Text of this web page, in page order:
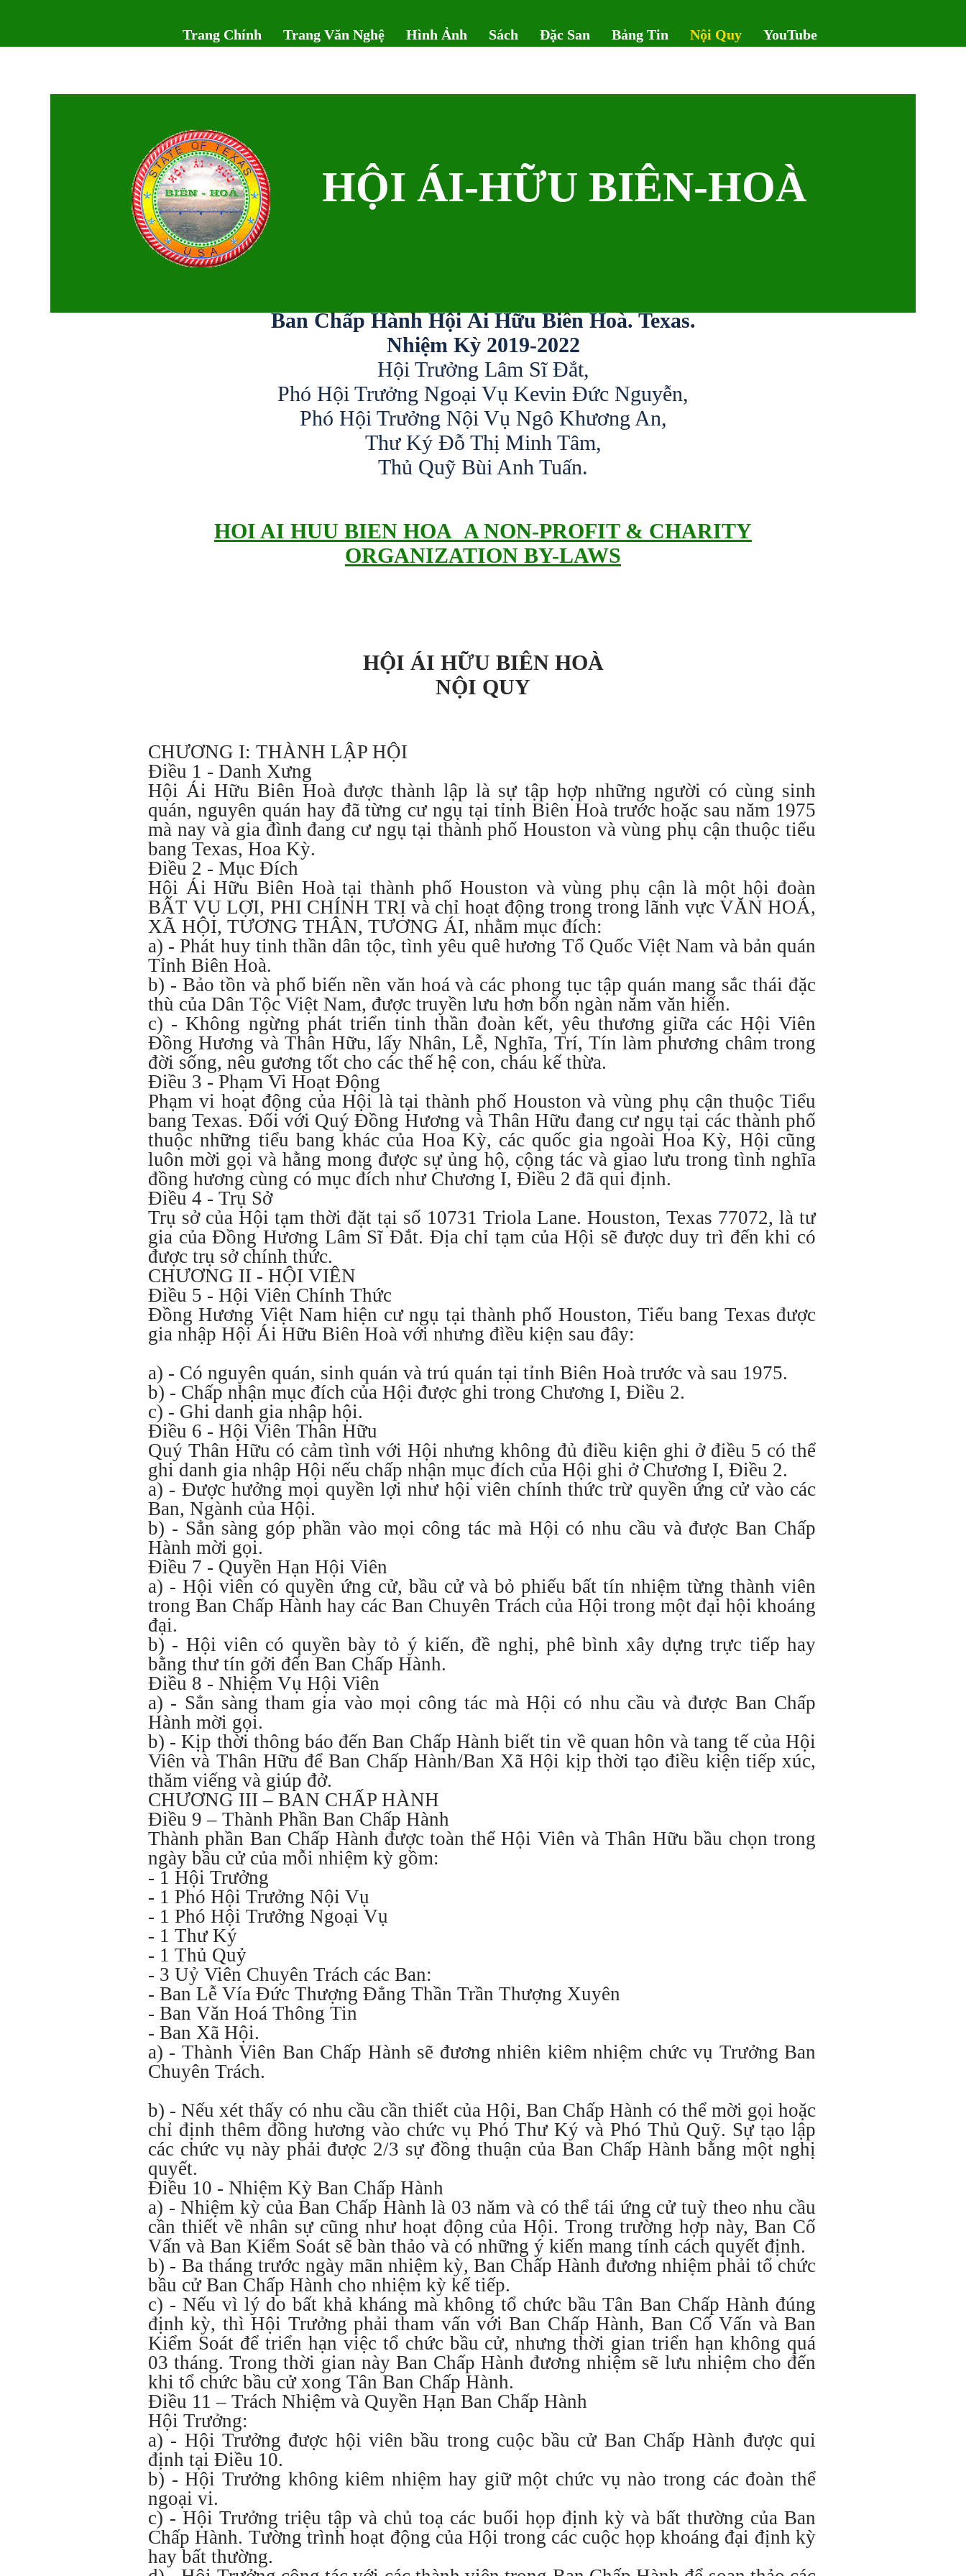
Trang Chính Trang Văn Nghệ Hình Ảnh Sách Đặc San Bảng Tin Nội Quy YouTube
Ban Chấp Hành Hội Ái Hữu Biên Hoà. Texas.
Nhiệm Kỳ 2019-2022
Hội Trưởng Lâm Sĩ Đắt,
Phó Hội Trưởng Ngoại Vụ Kevin Đức Nguyễn,
Phó Hội Trưởng Nội Vụ Ngô Khương An,
Thư Ký Đỗ Thị Minh Tâm,
Thủ Quỹ Bùi Anh Tuấn.
HOI AI HUU BIEN HOA A NON-PROFIT & CHARITY
ORGANIZATION BY-LAWS
HỘI ÁI HỮU BIÊN HOÀ
NỘI QUY
CHƯƠNG I: THÀNH LẬP HỘI
Điều 1 - Danh Xưng
Hội Ái Hữu Biên Hoà được thành lập là sự tập hợp những người có cùng sinh
quán, nguyên quán hay đã từng cư ngụ tại tỉnh Biên Hoà trước hoặc sau năm 1975
mà nay và gia đình đang cư ngụ tại thành phố Houston và vùng phụ cận thuộc tiểu
bang Texas, Hoa Kỳ.
Điều 2 - Mục Đích
Hội Ái Hữu Biên Hoà tại thành phố Houston và vùng phụ cận là một hội đoàn
BẤT VỤ LỢI, PHI CHÍNH TRỊ và chỉ hoạt động trong trong lãnh vực VĂN HOÁ,
XÃ HỘI, TƯƠNG THÂN, TƯƠNG ÁI, nhằm mục đích:
a) - Phát huy tinh thần dân tộc, tình yêu quê hương Tổ Quốc Việt Nam và bản quán
Tỉnh Biên Hoà.
b) - Bảo tồn và phổ biến nền văn hoá và các phong tục tập quán mang sắc thái đặc
thù của Dân Tộc Việt Nam, được truyền lưu hơn bốn ngàn năm văn hiến.
c) - Không ngừng phát triển tinh thần đoàn kết, yêu thương giữa các Hội Viên
Đồng Hương và Thân Hữu, lấy Nhân, Lễ, Nghĩa, Trí, Tín làm phương châm trong
đời sống, nêu gương tốt cho các thế hệ con, cháu kế thừa.
Điều 3 - Phạm Vi Hoạt Động
Phạm vi hoạt động của Hội là tại thành phố Houston và vùng phụ cận thuộc Tiểu
bang Texas. Đối với Quý Đồng Hương và Thân Hữu đang cư ngụ tại các thành phố
thuộc những tiểu bang khác của Hoa Kỳ, các quốc gia ngoài Hoa Kỳ, Hội cũng
luôn mời gọi và hằng mong được sự ủng hộ, cộng tác và giao lưu trong tình nghĩa
đồng hương cùng có mục đích như Chương I, Điều 2 đã qui định.
Điều 4 - Trụ Sở
Trụ sở của Hội tạm thời đặt tại số 10731 Triola Lane. Houston, Texas 77072, là tư
gia của Đồng Hương Lâm Sĩ Đắt. Địa chỉ tạm của Hội sẽ được duy trì đến khi có
được trụ sở chính thức.
CHƯƠNG II - HỘI VIÊN
Điều 5 - Hội Viên Chính Thức
Đồng Hương Việt Nam hiện cư ngụ tại thành phố Houston, Tiểu bang Texas được
gia nhập Hội Ái Hữu Biên Hoà với nhưng đìều kiện sau đây:
a) - Có nguyên quán, sinh quán và trú quán tại tỉnh Biên Hoà trước và sau 1975.
b) - Chấp nhận mục đích của Hội được ghi trong Chương I, Điều 2.
c) - Ghi danh gia nhập hội.
Điều 6 - Hội Viên Thân Hữu
Quý Thân Hữu có cảm tình với Hội nhưng không đủ điều kiện ghi ở điều 5 có thể
ghi danh gia nhập Hội nếu chấp nhận mục đích của Hội ghi ở Chương I, Điều 2.
a) - Được hưởng mọi quyền lợi như hội viên chính thức trừ quyền ứng cử vào các
Ban, Ngành của Hội.
b) - Sẳn sàng góp phần vào mọi công tác mà Hội có nhu cầu và được Ban Chấp
Hành mời gọi.
Điều 7 - Quyền Hạn Hội Viên
a) - Hội viên có quyền ứng cử, bầu cử và bỏ phiếu bất tín nhiệm từng thành viên
trong Ban Chấp Hành hay các Ban Chuyên Trách của Hội trong một đại hội khoáng
đại.
b) - Hội viên có quyền bày tỏ ý kiến, đề nghị, phê bình xây dựng trực tiếp hay
bằng thư tín gởi đến Ban Chấp Hành.
Điều 8 - Nhiệm Vụ Hội Viên
a) - Sẳn sàng tham gia vào mọi công tác mà Hội có nhu cầu và được Ban Chấp
Hành mời gọi.
b) - Kịp thời thông báo đến Ban Chấp Hành biết tin về quan hôn và tang tế của Hội
Viên và Thân Hữu để Ban Chấp Hành/Ban Xã Hội kịp thời tạo điều kiện tiếp xúc,
thăm viếng và giúp đở.
CHƯƠNG III – BAN CHẤP HÀNH
Điều 9 – Thành Phần Ban Chấp Hành
Thành phần Ban Chấp Hành được toàn thể Hội Viên và Thân Hữu bầu chọn trong
ngày bầu cử của mỗi nhiệm kỳ gồm:
- 1 Hội Trưởng
- 1 Phó Hội Trưởng Nội Vụ
- 1 Phó Hội Trưởng Ngoại Vụ
- 1 Thư Ký
- 1 Thủ Quỷ
- 3 Uỷ Viên Chuyên Trách các Ban:
- Ban Lễ Vía Đức Thượng Đẳng Thần Trần Thượng Xuyên
- Ban Văn Hoá Thông Tin
- Ban Xã Hội.
a) - Thành Viên Ban Chấp Hành sẽ đương nhiên kiêm nhiệm chức vụ Trưởng Ban
Chuyên Trách.
b) - Nếu xét thấy có nhu cầu cần thiết của Hội, Ban Chấp Hành có thể mời gọi hoặc
chỉ định thêm đồng hương vào chức vụ Phó Thư Ký và Phó Thủ Quỹ. Sự tạo lập
các chức vụ này phải được 2/3 sự đồng thuận của Ban Chấp Hành bằng một nghị
quyết.
Điều 10 - Nhiệm Kỳ Ban Chấp Hành
a) - Nhiệm kỳ của Ban Chấp Hành là 03 năm và có thể tái ứng cử tuỳ theo nhu cầu
cần thiết về nhân sự cũng như hoạt động của Hội. Trong trường hợp này, Ban Cố
Vấn và Ban Kiểm Soát sẽ bàn thảo và có những ý kiến mang tính cách quyết định.
b) - Ba tháng trước ngày mãn nhiệm kỳ, Ban Chấp Hành đương nhiệm phải tổ chức
bầu cử Ban Chấp Hành cho nhiệm kỳ kế tiếp.
c) - Nếu vì lý do bất khả kháng mà không tổ chức bầu Tân Ban Chấp Hành đúng
định kỳ, thì Hội Trưởng phải tham vấn với Ban Chấp Hành, Ban Cố Vấn và Ban
Kiểm Soát để triển hạn việc tổ chức bầu cử, nhưng thời gian triển hạn không quá
03 tháng. Trong thời gian này Ban Chấp Hành đương nhiệm sẽ lưu nhiệm cho đến
khi tổ chức bầu cử xong Tân Ban Chấp Hành.
Điều 11 – Trách Nhiệm và Quyền Hạn Ban Chấp Hành
Hội Trưởng:
a) - Hội Trưởng được hội viên bầu trong cuộc bầu cử Ban Chấp Hành được qui
định tại Điều 10.
b) - Hội Trưởng không kiêm nhiệm hay giữ một chức vụ nào trong các đoàn thể
ngoại vi.
c) - Hội Trưởng triệu tập và chủ toạ các buổi họp định kỳ và bất thường của Ban
Chấp Hành. Tường trình hoạt động của Hội trong các cuộc họp khoáng đại định kỳ
hay bất thường.
HỘI ÁI-HỮU BIÊN-HOÀ